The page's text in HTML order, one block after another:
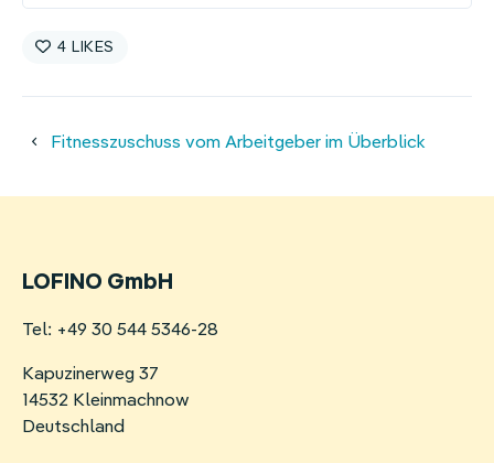
4
Fitnesszuschuss vom Arbeitgeber im Überblick
LOFINO GmbH
Tel: +49 30 544 5346-28
Kapuzinerweg 37
14532 Kleinmachnow
Deutschland